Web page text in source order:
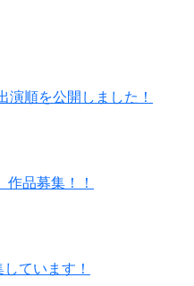
演順を公開しました！
品募集！！
ています！